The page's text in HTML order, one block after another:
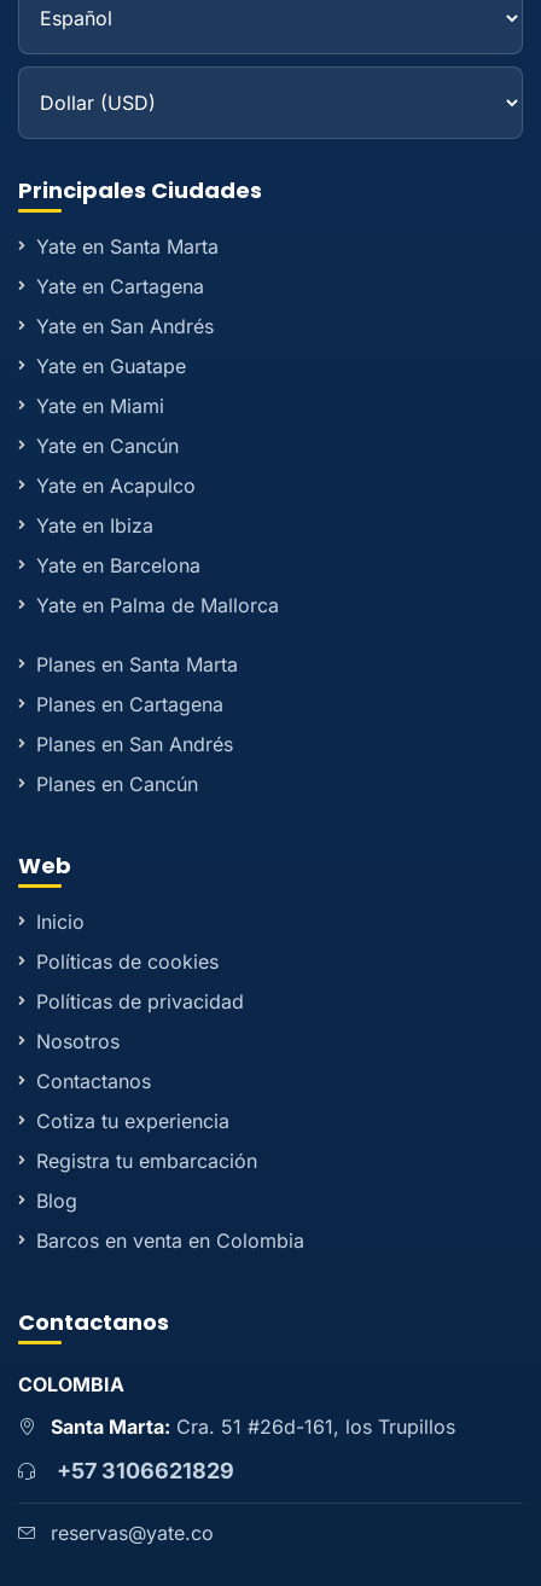
Principales Ciudades
Yate en Santa Marta
Yate en Cartagena
Yate en San Andrés
Yate en Guatape
Yate en Miami
Yate en Cancún
Yate en Acapulco
Yate en Ibiza
Yate en Barcelona
Yate en Palma de Mallorca
Planes en Santa Marta
Planes en Cartagena
Planes en San Andrés
Planes en Cancún
Web
Inicio
Políticas de cookies
Políticas de privacidad
Nosotros
Contactanos
Cotiza tu experiencia
Registra tu embarcación
Blog
Barcos en venta en Colombia
Contactanos
COLOMBIA
Santa Marta: Cra. 51 #26d-161, los Trupillos
+57 3106621829
reservas@yate.co